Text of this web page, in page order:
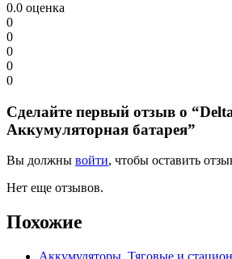
0.0 оценка
0
0
0
0
0
Сделайте первый отзыв о
Аккумуляторная батарея”
Вы должны войти, чтобы оставить
Нет еще отзывов.
Похожие
Аккумуляторы Тяговые и